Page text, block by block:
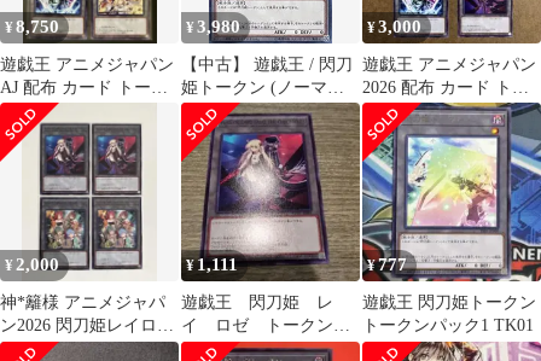
¥8,750
遊戯王 アニメジャパン
AJ 配布 カード トーク
ン
¥3,980
【中古】 遊戯王 / 閃刀
姫トークン (ノーマル) /
18TP-JP216 / トーナメ
ントパック2018 Vol.2
¥3,000
遊戯王 アニメジャパン
2026 配布 カード トー
クン 4枚セット
¥2,000
神*籬様 アニメジャパ
ン2026 閃刀姫レイロゼ
＆精霊術の使い手 トー
¥1,111
遊戯王 閃刀姫 レ
イ ロゼ トークン
クロニクル アニメジ
¥777
遊戯王 閃刀姫トークン
トークンパック1 TK01